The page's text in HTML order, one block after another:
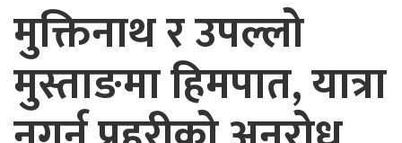
मुक्तिनाथ र उपल्लो
मुस्ताङमा हिमपात, यात्रा